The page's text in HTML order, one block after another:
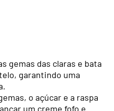
gemas das claras e bata
garantindo uma
o açúcar e a raspa
um creme fofo e